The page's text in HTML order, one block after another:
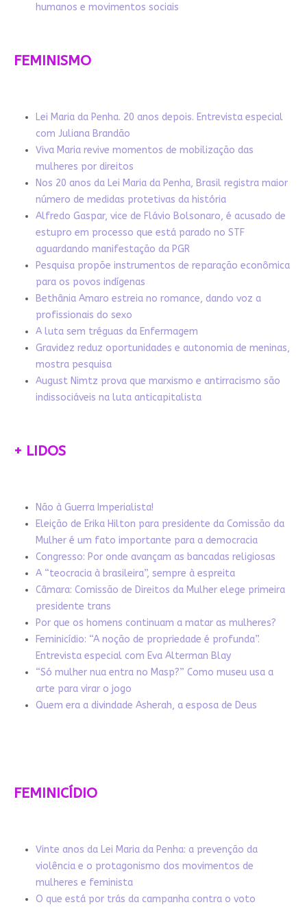
humanos e movimentos sociais
FEMINISMO
Lei Maria da Penha. 20 anos depois. Entrevista especial
com Juliana Brandão
Viva Maria revive momentos de mobilização das
mulheres por direitos
Nos 20 anos da Lei Maria da Penha, Brasil registra maior
número de medidas protetivas da história
Alfredo Gaspar, vice de Flávio Bolsonaro, é acusado de
estupro em processo que está parado no STF
aguardando manifestação da PGR
Pesquisa propõe instrumentos de reparação econômica
para os povos indígenas
Bethânia Amaro estreia no romance, dando voz a
profissionais do sexo
A luta sem tréguas da Enfermagem
Gravidez reduz oportunidades e autonomia de meninas,
mostra pesquisa
August Nimtz prova que marxismo e antirracismo são
indissociáveis na luta anticapitalista
+ LIDOS
Não à Guerra Imperialista!
Eleição de Erika Hilton para presidente da Comissão da
Mulher é um fato importante para a democracia
Congresso: Por onde avançam as bancadas religiosas
A “teocracia à brasileira”, sempre à espreita
Câmara: Comissão de Direitos da Mulher elege primeira
presidente trans
Por que os homens continuam a matar as mulheres?
Feminicídio: “A noção de propriedade é profunda”.
Entrevista especial com Eva Alterman Blay
“Só mulher nua entra no Masp?” Como museu usa a
arte para virar o jogo
Quem era a divindade Asherah, a esposa de Deus
FEMINICÍDIO
Vinte anos da Lei Maria da Penha: a prevenção da
violência e o protagonismo dos movimentos de
mulheres e feminista
O que está por trás da campanha contra o voto